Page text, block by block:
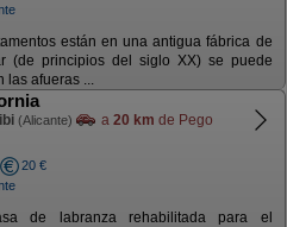
están en una antigua fábrica de
(de principios del siglo XX) se puede
las afueras ...
(Alicante) a 20 km de Pego
20 €
de labranza rehabilitada para el